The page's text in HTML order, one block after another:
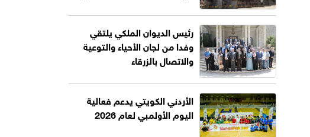
رئيس الديوان الملكي يلتقي
وفدا من لجان الأحياء والتوعية
والاتصال بالزرقاء
الأردني الكويتي يدعم فعالية
اليوم الأولمبي لعام 2026